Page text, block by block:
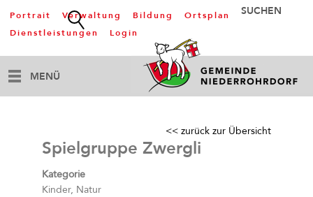
Portrait Verwaltung Bildung
Ortsplan
Dienstleistungen
Login
MENÜ
<< zurück zur Übersicht
Spielgruppe Zwergli
Kategorie
Kinder, Natur